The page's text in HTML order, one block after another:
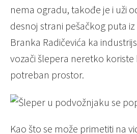
nema ogradu, takođe je i uži
desnoj strani pešačkog puta
Branka Radičevića ka
vozači šlepera neretko koriste
potreban prostor.
Kao što se može primetiti na